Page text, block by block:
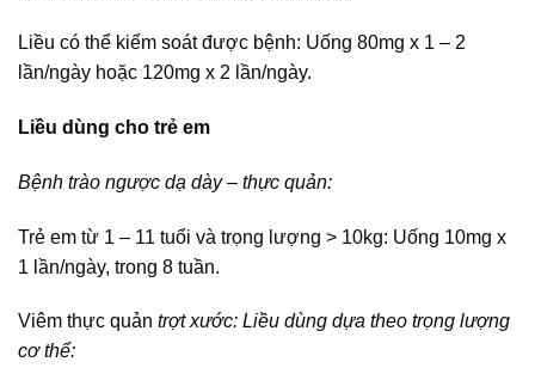
Liều có thể kiểm soát được bệnh: Uống 80mg x 1 – 2
lần/ngày hoặc 120mg x 2 lần/ngày.
Liều dùng cho trẻ em
Bệnh trào ngược dạ dày – thực quản:
Trẻ em từ 1 – 11 tuổi và trọng lượng > 10kg: Uống 10mg x
1 lần/ngày, trong 8 tuần.
Viêm thực quản trợt xước: Liều dùng dựa theo trọng lượng
cơ thể: